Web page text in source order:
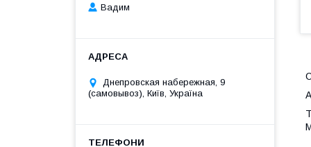
Вадим
Днепровская набережная, 9
(самовывоз), Київ, Україна